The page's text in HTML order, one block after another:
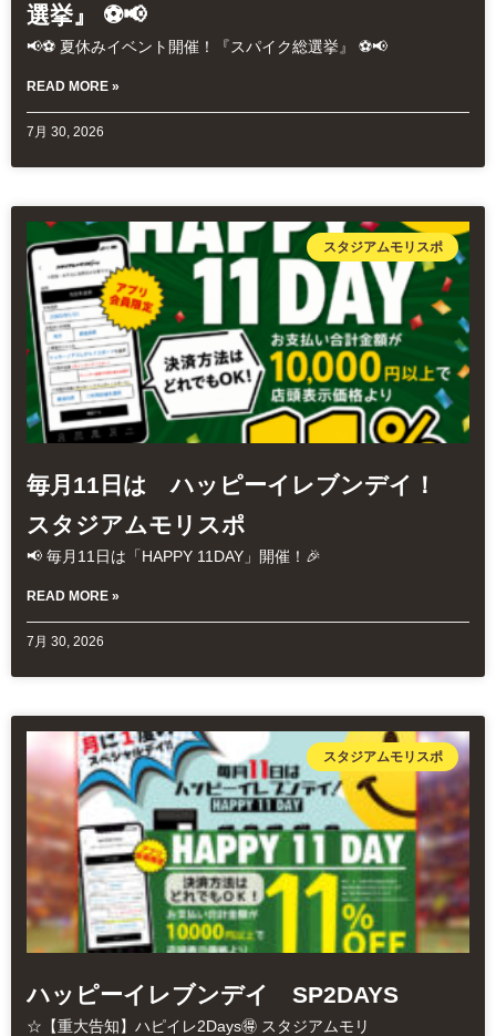
選挙』 ⚽📢
📢⚽ 夏休みイベント開催！『スパイク総選挙』 ⚽📢
READ MORE »
7月 30, 2026
スタジアムモリスポ
毎月11日は ハッピーイレブンデイ！
スタジアムモリスポ
📢 毎月11日は「HAPPY 11DAY」開催！🎉
READ MORE »
7月 30, 2026
スタジアムモリスポ
ハッピーイレブンデイ SP2DAYS
☆【重大告知】ハピイレ2Days🉐 スタジアムモリ